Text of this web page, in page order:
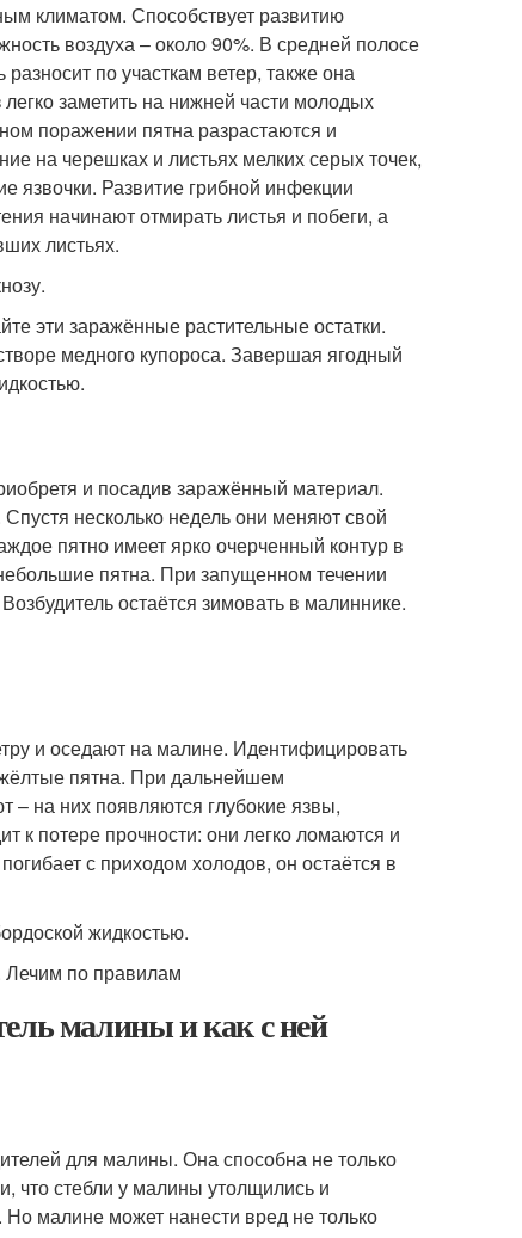
климатом. Способствует развитию
воздуха – около 90%. В средней полосе
по участкам ветер, также она
заметить на нижней части молодых
поражении пятна разрастаются и
на черешках и листьях мелких серых точек,
язвочки. Развитие грибной инфекции
начинают отмирать листья и побеги, а
листьях.
эти заражённые растительные остатки.
медного купороса. Завершая ягодный
и посадив заражённый материал.
несколько недель они меняют свой
пятно имеет ярко очерченный контур в
пятна. При запущенном течении
остаётся зимовать в малиннике.
и оседают на малине. Идентифицировать
пятна. При дальнейшем
– на них появляются глубокие язвы,
к потере прочности: они легко ломаются и
с приходом холодов, он остаётся в
жидкостью.
малины и как с ней
для малины. Она способна не только
что стебли у малины утолщились и
малине может нанести вред не только